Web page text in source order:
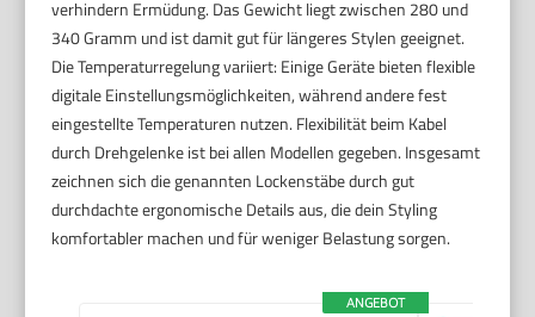
verhindern Ermüdung. Das Gewicht liegt zwischen 280 und
340 Gramm und ist damit gut für längeres Stylen geeignet.
Die Temperaturregelung variiert: Einige Geräte bieten flexible
digitale Einstellungsmöglichkeiten, während andere fest
eingestellte Temperaturen nutzen. Flexibilität beim Kabel
durch Drehgelenke ist bei allen Modellen gegeben. Insgesamt
zeichnen sich die genannten Lockenstäbe durch gut
durchdachte ergonomische Details aus, die dein Styling
komfortabler machen und für weniger Belastung sorgen.
ANGEBOT